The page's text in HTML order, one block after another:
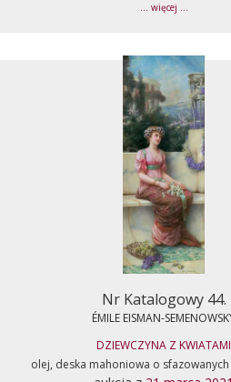
... więcej ...
Nr Katalogowy 44.
ÉMILE EISMAN-
DZIEWCZYNA Z KWIATAMI
olej, deska mahoniowa o